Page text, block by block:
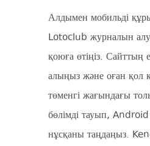
Алдымен мобильді
Lotoclub журналын
қоюға өтіңіз. Сайттың
алыңыз және оған қол
төменгі жағындағы
бөлімді тауып, Android
нұсқаны таңдаңыз.